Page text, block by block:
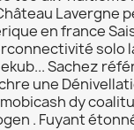
Lavergne
en france
solo
Sachez
une
dy
. Fuyant